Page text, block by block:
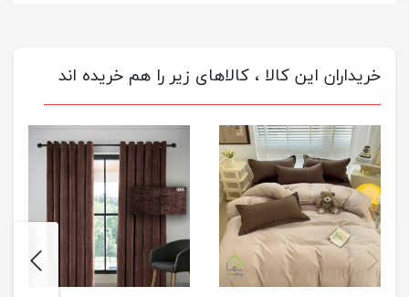
خریداران این کالا ، کالاهای زیر را هم خریده اند
previus